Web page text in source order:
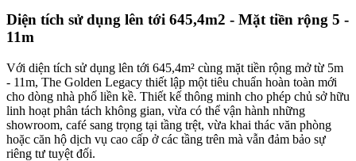
Diện tích sử dụng lên tới 645,4m2 - Mặt tiền rộng 5 -
11m
Với diện tích sử dụng lên tới 645,4m² cùng mặt tiền rộng mở từ 5m
- 11m, The Golden Legacy thiết lập một tiêu chuẩn hoàn toàn mới
cho dòng nhà phố liền kề. Thiết kế thông minh cho phép chủ sở hữu
linh hoạt phân tách không gian, vừa có thể vận hành những
showroom, café sang trọng tại tầng trệt, vừa khai thác văn phòng
hoặc căn hộ dịch vụ cao cấp ở các tầng trên mà vẫn đảm bảo sự
riêng tư tuyệt đối.